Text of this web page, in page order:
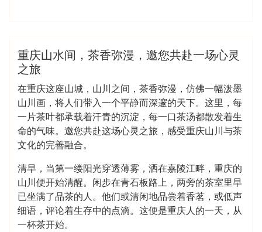
各区新茶工作室
重庆山水间，茶香弥漫，邀您共赴一场心灵
之旅
在重庆这座山城，山川之间，茶香弥漫，仿佛一幅泼墨
山川画，将人们带入一个平静而深邃的天下。这里，每
一片茶叶都承载着汗青的沉淀，每一口茶汤都散发着生
命的气味。邀您共赴这场心灵之旅，感受重庆山川与茶
文化的完善融合。
清早，当第一缕阳光穿透薄雾，洒在嘉陵江畔，重庆的
山川便开始清醒。闲步在青石板路上，两旁的茶室里早
已坐满了品茶的人。他们或清闲地品尝着香茗，或低声
细语，评论着生存中的点滴。这便是重庆人的一天，从
一杯茶开始。